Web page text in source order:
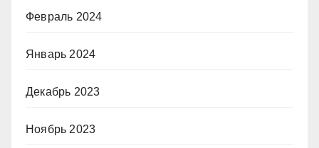
Февраль 2024
Январь 2024
Декабрь 2023
Ноябрь 2023